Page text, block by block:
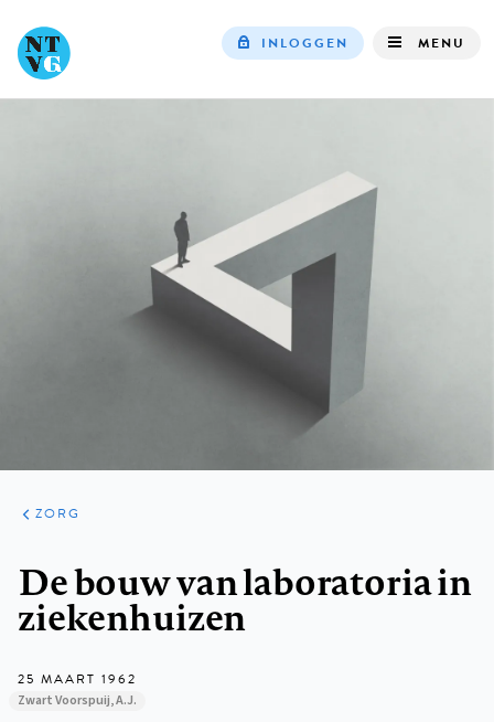
INLOGGEN MENU
ARTIKELEN
PERSPECTIEF
ZORG
De bouw van laboratoria in
ziekenhuizen
25 MAART 1962
Zwart Voorspuij, A.J.